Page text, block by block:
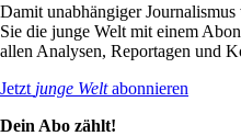
Damit unabhängiger
Sie die junge Welt mit einem
allen Analysen, Reportagen und
Jetzt junge Weltabonnieren
Dein Abo zählt!